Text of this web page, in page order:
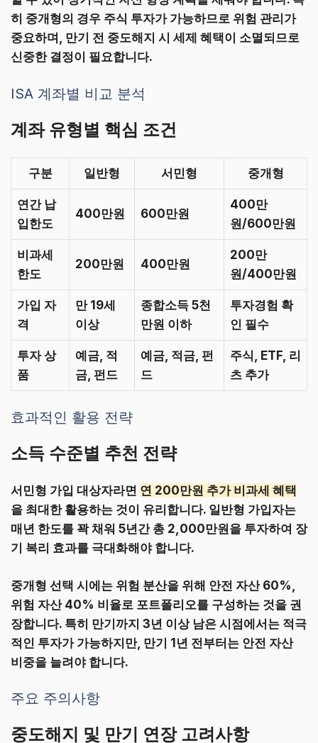
히 중개형의 경우 주식 투자가 가능하므로 위험 관리가
중요하며, 만기 전 중도해지 시 세제 혜택이 소멸되므로
신중한 결정이 필요합니다.
ISA 계좌별 비교 분석
계좌 유형별 핵심 조건
구분 일반형 서민형 중개형
연간 납
입한도
400만원 600만원
400만
원/600만원
비과세
한도
200만원 400만원
200만
원/400만원
가입 자
격
만 19세
이상
종합소득 5천
만원 이하
투자경험 확
인 필수
투자 상
품
예금, 적
금, 펀드
예금, 적금, 펀
드
주식, ETF, 리
츠 추가
효과적인 활용 전략
소득 수준별 추천 전략
서민형 가입 대상자라면 연 200만원 추가 비과세 혜택
을 최대한 활용하는 것이 유리합니다. 일반형 가입자는
매년 한도를 꽉 채워 5년간 총 2,000만원을 투자하여 장
기 복리 효과를 극대화해야 합니다.
중개형 선택 시에는 위험 분산을 위해 안전 자산 60%,
위험 자산 40% 비율로 포트폴리오를 구성하는 것을 권
장합니다. 특히 만기까지 3년 이상 남은 시점에서는 적극
적인 투자가 가능하지만, 만기 1년 전부터는 안전 자산
비중을 늘려야 합니다.
주요 주의사항
중도해지 및 만기 연장 고려사항